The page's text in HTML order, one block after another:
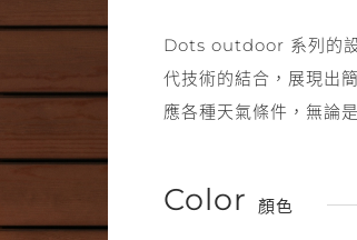
聯絡我們
Dots outdoor 系列的設
代技術的結合，展現出
應各種天氣條件，無論
Color 顏色